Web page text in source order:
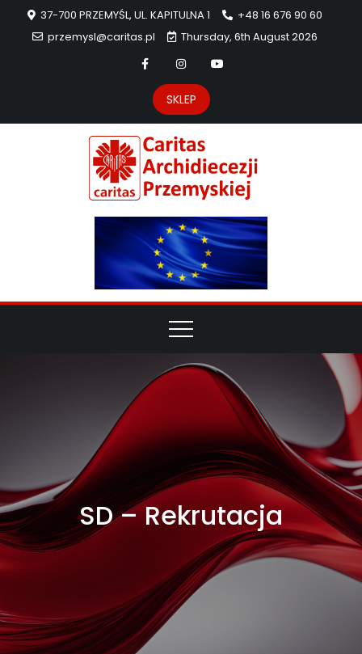
37-700 PRZEMYŚL, UL. KAPITULNA 1
+48 16 676 90 60
przemysl@caritas.pl
Thursday, 6th August 2026
SKLEP
SD – Rekrutacja